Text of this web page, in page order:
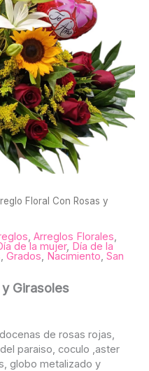
Floral Con Rosas y
, Arreglos Florales,
de la mujer, Día de la
, Grados, Nacimiento, San
Girasoles
de rosas rojas,
paraiso, coculo ,aster
globo metalizado y